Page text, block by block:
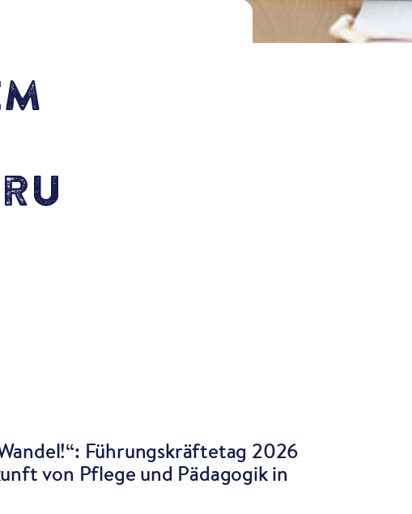
Führungskräftetag 2026
von Pflege und Pädagogik in